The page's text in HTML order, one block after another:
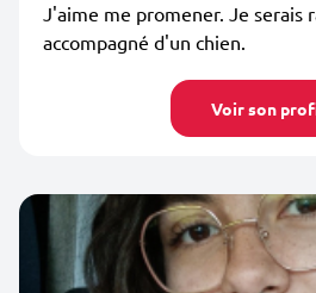
J'aime me promener. Je serais
accompagné d'un chien.
Voir son